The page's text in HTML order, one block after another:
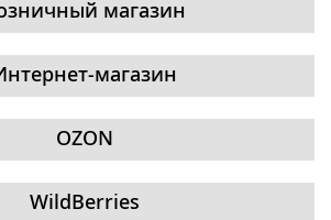
магазин
магазин
OZON
WildBerries